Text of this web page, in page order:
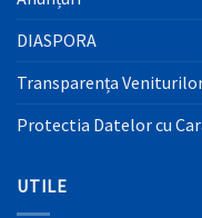
DIASPORA
Transparența
Protectia Datelor cu
UTILE